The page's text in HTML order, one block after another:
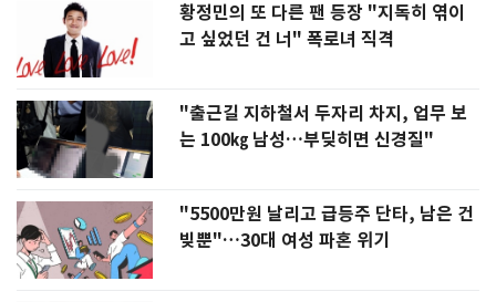
황정민의 또 다른 팬 등장 "지독히 엮이
고 싶었던 건 너" 폭로녀 직격
"출근길 지하철서 두자리 차지, 업무 보
는 100㎏ 남성…부딪히면 신경질"
"5500만원 날리고 급등주 단타, 남은 건
빚뿐"…30대 여성 파혼 위기